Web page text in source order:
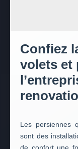
Confiez
volets et
Les persiennes
sont des